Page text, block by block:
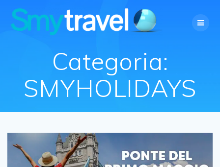
al
contenuto
Categoria:
SMYHOLIDAYS